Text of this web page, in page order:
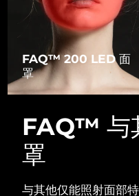
FAQ™ 200 LED 面
罩
FAQ™ 与
罩
与其他仅能照射面部